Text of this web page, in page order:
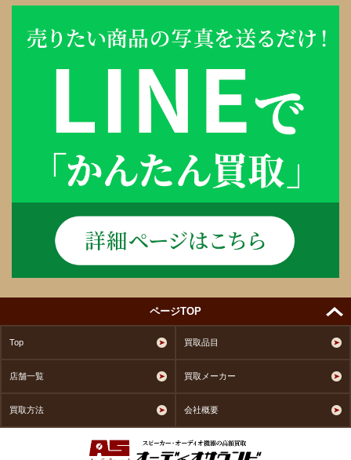
ページTOP
Top 買取品目
店舗一覧 買取メーカー
買取方法 会社概要